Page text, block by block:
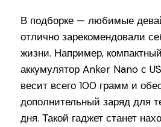
В подборке — любимые
отлично зарекомендовали
жизни. Например,
аккумулятор Anker Nano с
весит всего 100 грамм и
дополнительный заряд для
дня. Такой гаджет станет